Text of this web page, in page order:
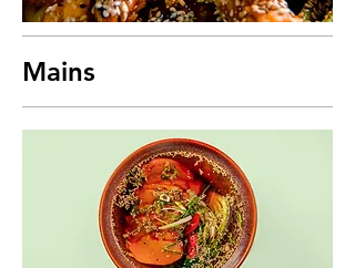
Mains